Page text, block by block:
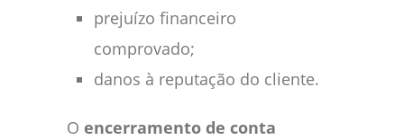
prejuízo financeiro
comprovado;
danos à reputação do cliente.
O encerramento de conta